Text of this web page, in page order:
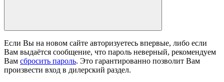
Если Вы на новом сайте авторизуетесь впервые, либо если
Вам выдаётся сообщение, что пароль неверный, рекомендуем
Вам сбросить пароль. Это гарантированно позволит Вам
произвести вход в дилерский раздел.